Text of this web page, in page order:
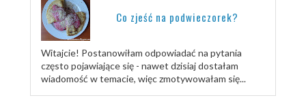
Co zjeść na podwieczorek?
Witajcie! Postanowiłam odpowiadać na pytania
często pojawiające się - nawet dzisiaj dostałam
wiadomość w temacie, więc zmotywowałam się...